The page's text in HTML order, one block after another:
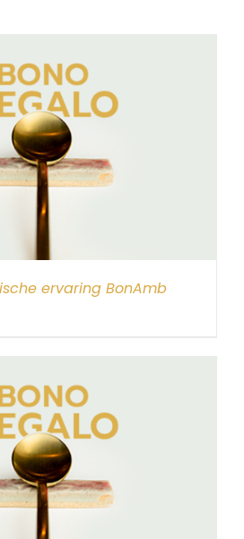
ervaring BonAmb